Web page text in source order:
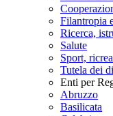
Filantropia
Ricerca,
Salute
Sport,
Tutela dei
Enti per
Abruzzo
Basilicata